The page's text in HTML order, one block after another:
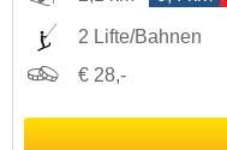
2 Lifte/Bahnen
€ 28,-